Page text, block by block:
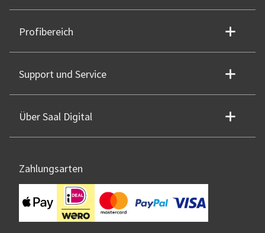
Profibereich
Support und Service
Über Saal Digital
Zahlungsarten